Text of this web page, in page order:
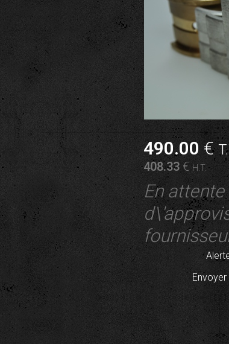
490.00 €
408.33 € H.T.
En attente